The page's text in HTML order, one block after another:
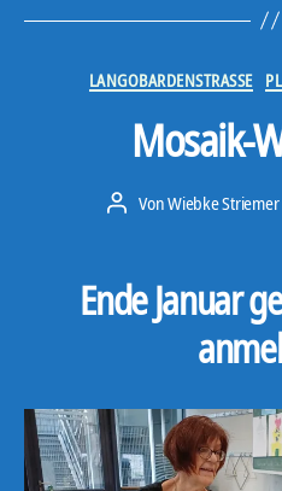
LANGOBARDENSTRASSE
Mosaik-
Beitragsautor
VonWiebke Striemer
Ende Januar